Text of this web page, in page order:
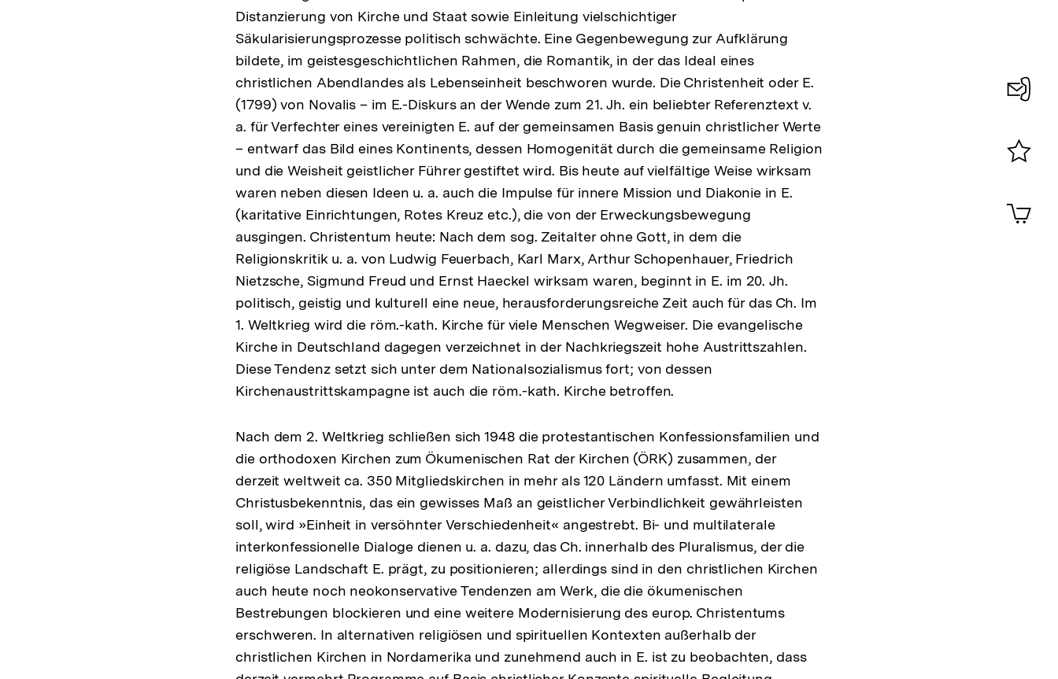
Distanzierung von Kirche und Staat sowie Einleitung vielschichtiger
Säkularisierungsprozesse politisch schwächte. Eine Gegenbewegung zur Aufklärung
bildete, im geistesgeschichtlichen Rahmen, die Romantik, in der das Ideal eines
christlichen Abendlandes als Lebenseinheit beschworen wurde. Die Christenheit oder E.
(1799) von Novalis – im E.-Diskurs an der Wende zum 21. Jh. ein beliebter Referenztext v.
a. für Verfechter eines vereinigten E. auf der gemeinsamen Basis genuin christlicher Werte
– entwarf das Bild eines Kontinents, dessen Homogenität durch die gemeinsame Religion
und die Weisheit geistlicher Führer gestiftet wird. Bis heute auf vielfältige Weise wirksam
waren neben diesen Ideen u. a. auch die Impulse für innere Mission und Diakonie in E.
(karitative Einrichtungen, Rotes Kreuz etc.), die von der Erweckungsbewegung
ausgingen. Christentum heute: Nach dem sog. Zeitalter ohne Gott, in dem die
Religionskritik u. a. von Ludwig Feuerbach, Karl Marx, Arthur Schopenhauer, Friedrich
Nietzsche, Sigmund Freud und Ernst Haeckel wirksam waren, beginnt in E. im 20. Jh.
politisch, geistig und kulturell eine neue, herausforderungsreiche Zeit auch für das Ch. Im
1. Weltkrieg wird die röm.-kath. Kirche für viele Menschen Wegweiser. Die evangelische
Kirche in Deutschland dagegen verzeichnet in der Nachkriegszeit hohe Austrittszahlen.
Diese Tendenz setzt sich unter dem Nationalsozialismus fort; von dessen
Kirchenaustrittskampagne ist auch die röm.-kath. Kirche betroffen.
Nach dem 2. Weltkrieg schließen sich 1948 die protestantischen Konfessionsfamilien und
die orthodoxen Kirchen zum Ökumenischen Rat der Kirchen (ÖRK) zusammen, der
derzeit weltweit ca. 350 Mitgliedskirchen in mehr als 120 Ländern umfasst. Mit einem
Christusbekenntnis, das ein gewisses Maß an geistlicher Verbindlichkeit gewährleisten
soll, wird »Einheit in versöhnter Verschiedenheit« angestrebt. Bi- und multilaterale
interkonfessionelle Dialoge dienen u. a. dazu, das Ch. innerhalb des Pluralismus, der die
religiöse Landschaft E. prägt, zu positionieren; allerdings sind in den christlichen Kirchen
auch heute noch neokonservative Tendenzen am Werk, die die ökumenischen
Bestrebungen blockieren und eine weitere Modernisierung des europ. Christentums
erschweren. In alternativen religiösen und spirituellen Kontexten außerhalb der
christlichen Kirchen in Nordamerika und zunehmend auch in E. ist zu beobachten, dass